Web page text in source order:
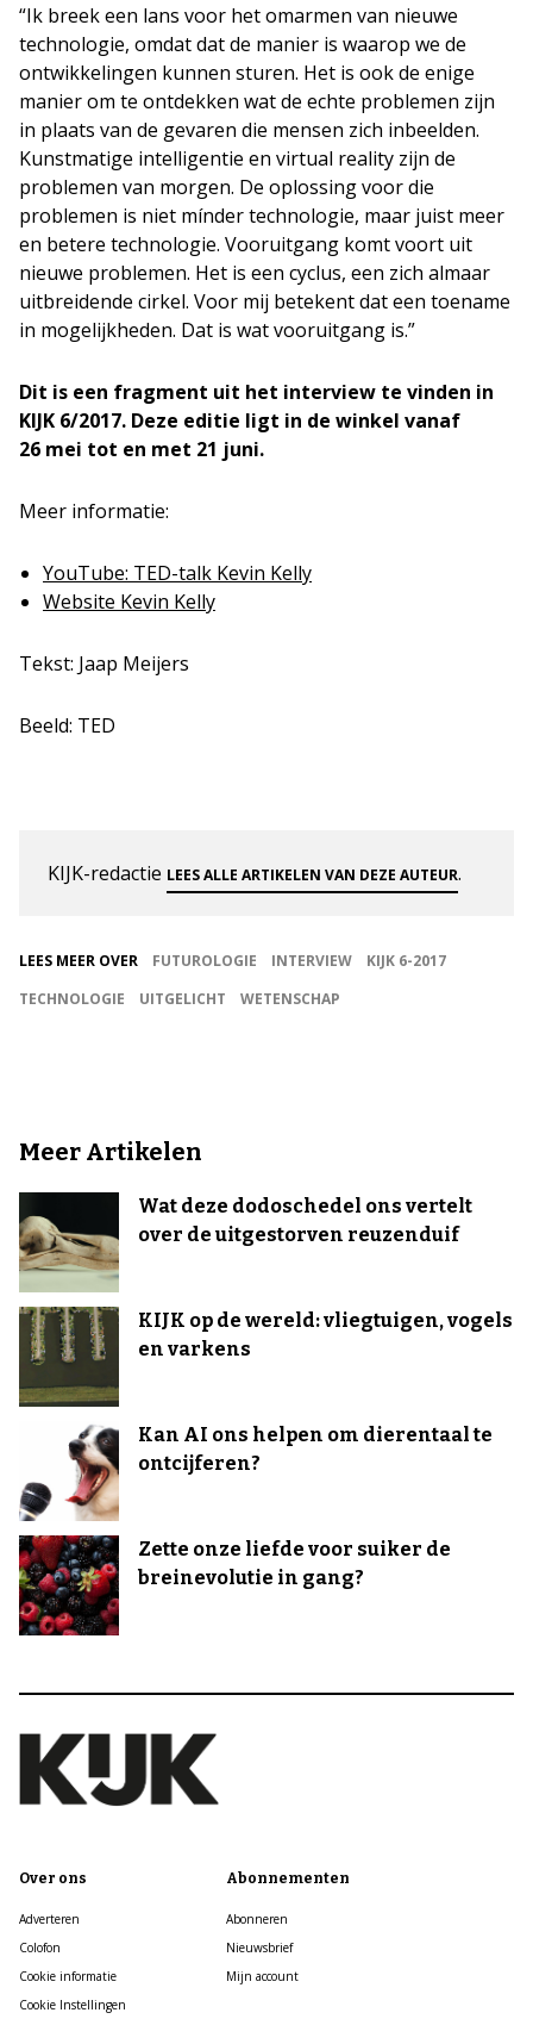
“Ik breek een lans voor het omarmen van nieuwe
technologie, omdat dat de manier is waarop we de
ontwikkelingen kunnen sturen. Het is ook de enige
manier om te ontdekken wat de echte problemen zijn
in plaats van de gevaren die mensen zich inbeelden.
Kunstmatige intelligentie en virtual reality zijn de
problemen van morgen. De oplossing voor die
problemen is niet mínder technologie, maar juist meer
en betere technologie. Vooruitgang komt voort uit
nieuwe problemen. Het is een cyclus, een zich almaar
uitbreidende cirkel. Voor mij betekent dat een toename
in mogelijkheden. Dat is wat vooruitgang is.”
Dit is een fragment uit het interview te vinden in
KIJK 6/2017. Deze editie ligt in de winkel vanaf
26 mei tot en met 21 juni.
Meer informatie:
YouTube: TED-talk Kevin Kelly
Website Kevin Kelly
Tekst: Jaap Meijers
Beeld: TED
KIJK-redactie LEES ALLE ARTIKELEN VAN DEZE AUTEUR.
LEES MEER OVER FUTUROLOGIE INTERVIEW
KIJK 6-2017
TECHNOLOGIE
UITGELICHT WETENSCHAP
Meer Artikelen
Wat deze dodoschedel ons vertelt
over de uitgestorven reuzenduif
KIJK op de wereld: vliegtuigen, vogels
en varkens
Kan AI ons helpen om dierentaal te
ontcijferen?
Zette onze liefde voor suiker de
breinevolutie in gang?
Over ons
Adverteren
Colofon
Cookie informatie
Cookie Instellingen
Abonnementen
Abonneren
Nieuwsbrief
Mijn account